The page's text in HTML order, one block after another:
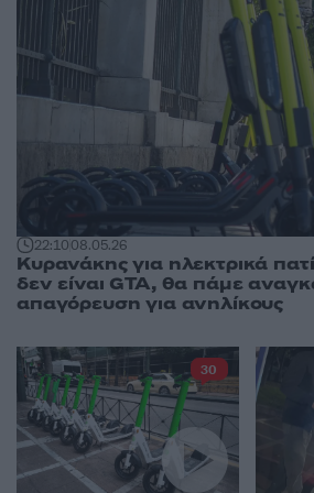
22:1008.05.26
Κυρανάκης για ηλεκτρικά
δεν είναι GTA, θα πάμε
απαγόρευση για ανηλίκους
30